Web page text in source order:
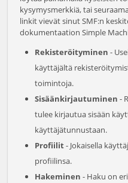
kysymysmerkkiä, tai
linkit vievät sinut SMF:n
dokumentaation Simple
Rekisteröityminen -
käyttäjältä
toimintoja.
Sisäänkirjautuminen -
tulee kirjautua sisään
käyttäjätunnustaan.
Profiilit- Jokaisella
profiilinsa.
Hakeminen - Haku on